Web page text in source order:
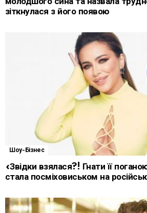
зіткнулася з його появою
Шоу-Бізнес
«Звідки взялася?! Гнати її
стала посміховиськом на